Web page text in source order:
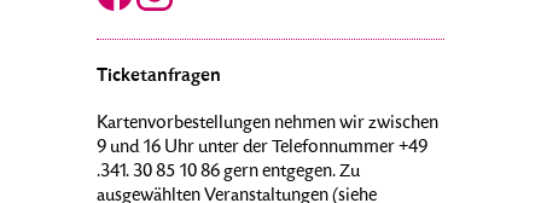
Ticketanfragen
Kartenvorbestellungen nehmen wir zwischen
9 und 16 Uhr unter der Telefonnummer +49
.341. 30 85 10 86 gern entgegen. Zu
ausgewählten Veranstaltungen (siehe